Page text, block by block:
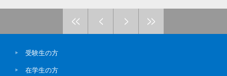
<< < > >>
受験生の方
在学生の方